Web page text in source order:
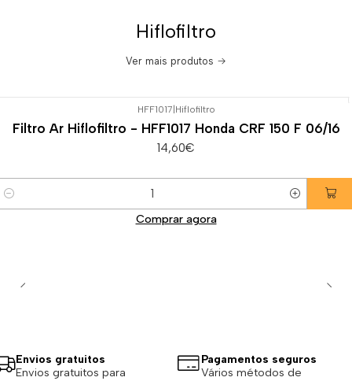
Hiflofiltro
Ver mais produtos
HFF1017 Hiflofiltro
Filtro Ar Hiflofiltro - HFF1017 Honda CRF 150 F 06/16
14,60€
Comprar agora
Envios gratuitos
Envios gratuitos para
Pagamentos seguros
Vários métodos de